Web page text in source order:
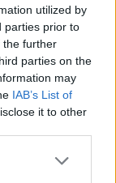
utilized by
parties prior to
the further
parties on the
may
IAB’s List of
it to other
more Google